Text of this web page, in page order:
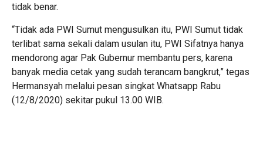
tidak benar.
“Tidak ada PWI Sumut mengusulkan itu, PWI Sumut tidak
terlibat sama sekali dalam usulan itu, PWI Sifatnya hanya
mendorong agar Pak Gubernur membantu pers, karena
banyak media cetak yang sudah terancam bangkrut,” tegas
Hermansyah melalui pesan singkat Whatsapp Rabu
(12/8/2020) sekitar pukul 13.00 WIB.